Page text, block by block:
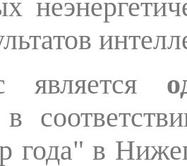
является
в
года" в